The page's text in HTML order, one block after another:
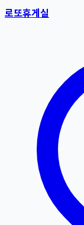
로또휴게실